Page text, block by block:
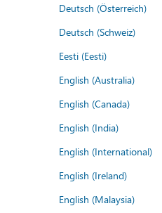
Deutsch (Österreich)
Deutsch (Schweiz)
Eesti (Eesti)
English (Australia)
English (Canada)
English (India)
English (International)
English (Ireland)
English (Malaysia)